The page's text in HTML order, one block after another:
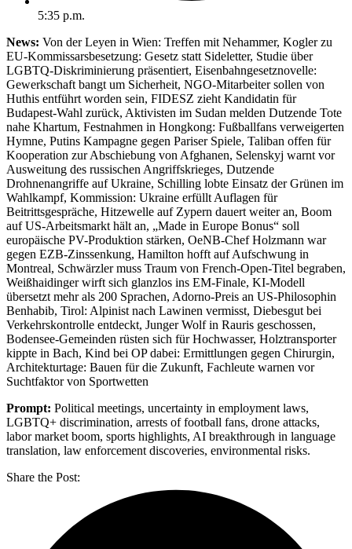
5:35 p.m.
News: Von der Leyen in Wien: Treffen mit Nehammer, Kogler zu
EU-Kommissarsbesetzung: Gesetz statt Sideletter, Studie über
LGBTQ-Diskriminierung präsentiert, Eisenbahngesetznovelle:
Gewerkschaft bangt um Sicherheit, NGO-Mitarbeiter sollen von
Huthis entführt worden sein, FIDESZ zieht Kandidatin für
Budapest-Wahl zurück, Aktivisten im Sudan melden Dutzende Tote
nahe Khartum, Festnahmen in Hongkong: Fußballfans verweigerten
Hymne, Putins Kampagne gegen Pariser Spiele, Taliban offen für
Kooperation zur Abschiebung von Afghanen, Selenskyj warnt vor
Ausweitung des russischen Angriffskrieges, Dutzende
Drohnenangriffe auf Ukraine, Schilling lobte Einsatz der Grünen im
Wahlkampf, Kommission: Ukraine erfüllt Auflagen für
Beitrittsgespräche, Hitzewelle auf Zypern dauert weiter an, Boom
auf US-Arbeitsmarkt hält an, „Made in Europe Bonus“ soll
europäische PV-Produktion stärken, OeNB-Chef Holzmann war
gegen EZB-Zinssenkung, Hamilton hofft auf Aufschwung in
Montreal, Schwärzler muss Traum von French-Open-Titel begraben,
Weißhaidinger wirft sich glanzlos ins EM-Finale, KI-Modell
übersetzt mehr als 200 Sprachen, Adorno-Preis an US-Philosophin
Benhabib, Tirol: Alpinist nach Lawinen vermisst, Diebesgut bei
Verkehrskontrolle entdeckt, Junger Wolf in Rauris geschossen,
Bodensee-Gemeinden rüsten sich für Hochwasser, Holztransporter
kippte in Bach, Kind bei OP dabei: Ermittlungen gegen Chirurgin,
Architekturtage: Bauen für die Zukunft, Fachleute warnen vor
Suchtfaktor von Sportwetten
Prompt: Political meetings, uncertainty in employment laws,
LGBTQ+ discrimination, arrests of football fans, drone attacks,
labor market boom, sports highlights, AI breakthrough in language
translation, law enforcement discoveries, environmental risks.
Share the Post: